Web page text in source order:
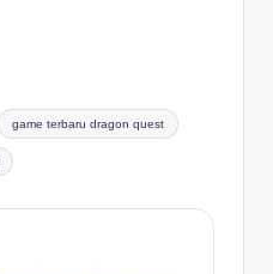
game terbaru dragon quest